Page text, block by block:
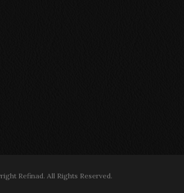
Refinad. All Rights Reserved.